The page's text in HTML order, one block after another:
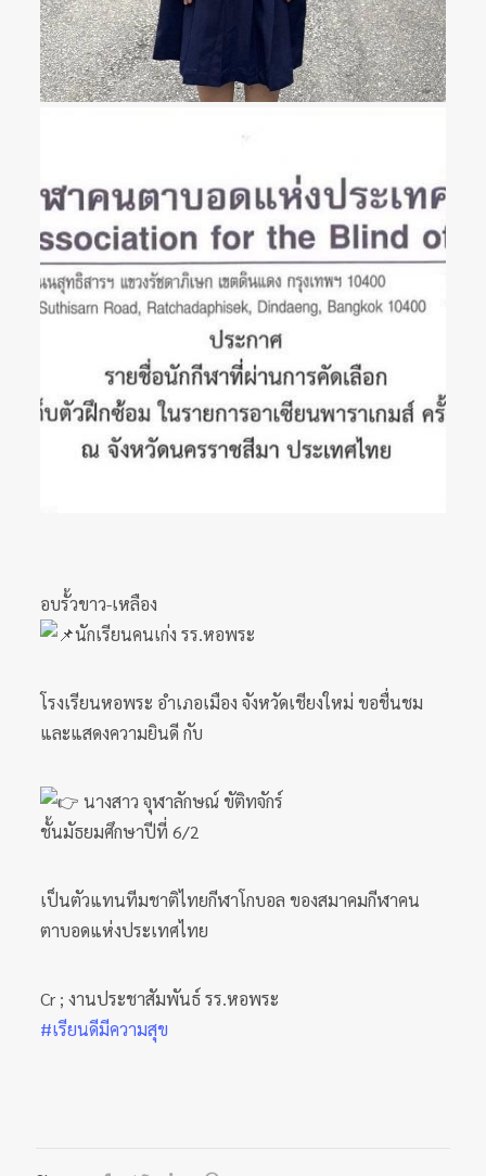
อบรั้วขาว-เหลือง
นักเรียนคนเก่ง รร.หอพระ
โรงเรียนหอพระ อำเภอเมือง จังหวัดเชียงใหม่ ขอชื่นชม
และแสดงความยินดี กับ
นางสาว จุฬาลักษณ์ ขัติทจักร์
ชั้นมัธยมศึกษาปีที่ 6/2
เป็นตัวแทนทีมชาติไทยกีฬาโกบอล ของสมาคมกีฬาคน
ตาบอดแห่งประเทศไทย
Cr ; งานประชาสัมพันธ์ รร.หอพระ
#เรียนดีมีความสุข